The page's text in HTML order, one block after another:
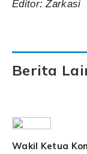
Editor: Zarkasi
Berita
Wakil Ketua